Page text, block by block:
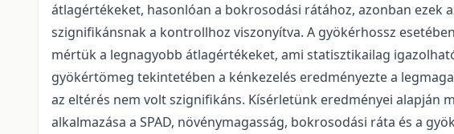
átlagértékeket, hasonlóan a bokrosodási rátához, azonban ezek
szignifikánsnak a kontrollhoz viszonyítva. A gyökérhossz
mértük a legnagyobb átlagértékeket, ami statisztikailag
gyökértömeg tekintetében a kénkezelés eredményezte a
az eltérés nem volt szignifikáns. Kísérletünk eredményei alapján
alkalmazása a SPAD, növénymagasság, bokrosodási ráta és a